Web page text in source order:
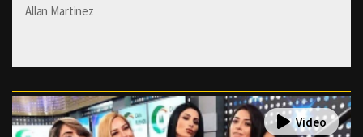
Allan Martinez